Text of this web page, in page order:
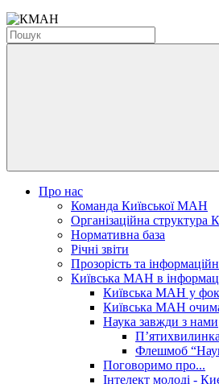
Про нас
Команда Київської МАН
Організаційна
Нормативна база
Річні звіти
Прозорість та
Київська МАН в
Київська МАН у
Київська МАН
Наука завжди з нами
Флешмоб
Поговоримо про...
Інтелект молоді -